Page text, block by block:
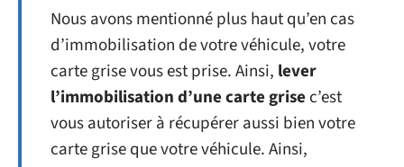
Nous avons mentionné plus haut qu’en cas
d’immobilisation de votre véhicule, votre
carte grise vous est prise. Ainsi, lever
l’immobilisation d’une carte grise c’est
vous autoriser à récupérer aussi bien votre
carte grise que votre véhicule. Ainsi,